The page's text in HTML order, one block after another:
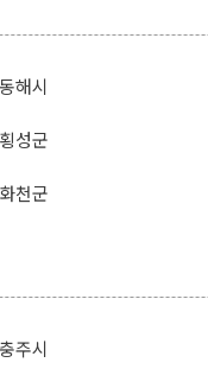
동해시
횡성군
화천군
충주시